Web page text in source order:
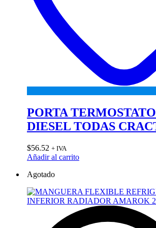
PORTA
DIESEL TODAS
$56.52 + IVA
Añadir al carrito
Agotado